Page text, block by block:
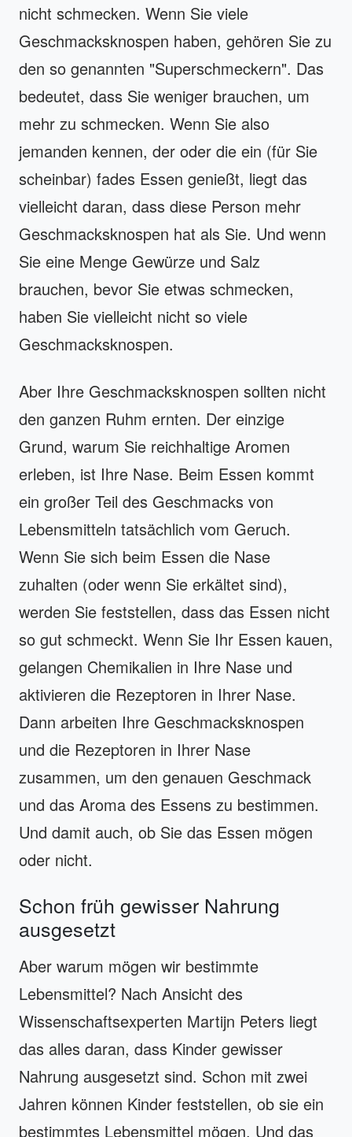
nicht schmecken. Wenn Sie viele
Geschmacksknospen haben, gehören Sie zu
den so genannten "Superschmeckern". Das
bedeutet, dass Sie weniger brauchen, um
mehr zu schmecken. Wenn Sie also
jemanden kennen, der oder die ein (für Sie
scheinbar) fades Essen genießt, liegt das
vielleicht daran, dass diese Person mehr
Geschmacksknospen hat als Sie. Und wenn
Sie eine Menge Gewürze und Salz
brauchen, bevor Sie etwas schmecken,
haben Sie vielleicht nicht so viele
Geschmacksknospen.
Aber Ihre Geschmacksknospen sollten nicht
den ganzen Ruhm ernten. Der einzige
Grund, warum Sie reichhaltige Aromen
erleben, ist Ihre Nase. Beim Essen kommt
ein großer Teil des Geschmacks von
Lebensmitteln tatsächlich vom Geruch.
Wenn Sie sich beim Essen die Nase
zuhalten (oder wenn Sie erkältet sind),
werden Sie feststellen, dass das Essen nicht
so gut schmeckt. Wenn Sie Ihr Essen kauen,
gelangen Chemikalien in Ihre Nase und
aktivieren die Rezeptoren in Ihrer Nase.
Dann arbeiten Ihre Geschmacksknospen
und die Rezeptoren in Ihrer Nase
zusammen, um den genauen Geschmack
und das Aroma des Essens zu bestimmen.
Und damit auch, ob Sie das Essen mögen
oder nicht.
Schon früh gewisser Nahrung
ausgesetzt
Aber warum mögen wir bestimmte
Lebensmittel? Nach Ansicht des
Wissenschaftsexperten Martijn Peters liegt
das alles daran, dass Kinder gewisser
Nahrung ausgesetzt sind. Schon mit zwei
Jahren können Kinder feststellen, ob sie ein
bestimmtes Lebensmittel mögen. Und das